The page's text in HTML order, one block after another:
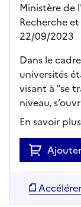
Ministère de
Recherche
22/09/2023
Dans le
universités
visant à "se
niveau,
En savoir